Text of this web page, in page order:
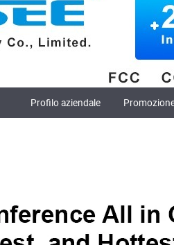
Profilo aziendale